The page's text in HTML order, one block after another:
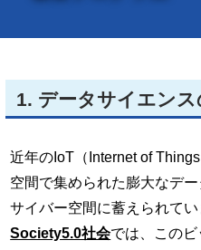
1. データサイエンス
近年のIoT（Internet of
空間で集められた膨大なデ
サイバー空間に蓄えられて
Society5.0社会では、このビ